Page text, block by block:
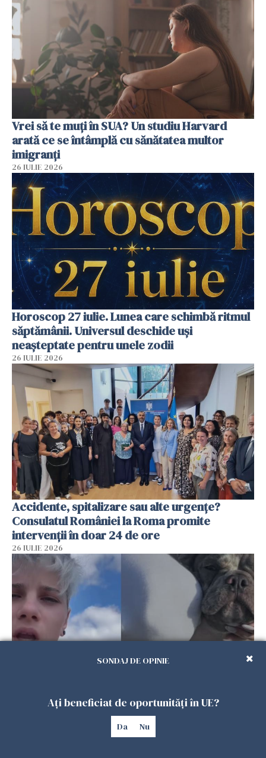
Vrei să te muți în SUA? Un studiu Harvard
arată ce se întâmplă cu sănătatea multor
imigranți
26 IULIE 2026
Horoscop 27 iulie. Lunea care schimbă ritmul
săptămânii. Universul deschide uși
neașteptate pentru unele zodii
26 IULIE 2026
Accidente, spitalizare sau alte urgențe?
Consulatul României la Roma promite
intervenții în doar 24 de ore
26 IULIE 2026
Ce a pățit o româncă în timp ce își plimba
câinele în Germania. Mesajul ei a stârnit
SONDAJ DE OPINIE
Ați beneficiat de oportunități în UE?
Da Nu